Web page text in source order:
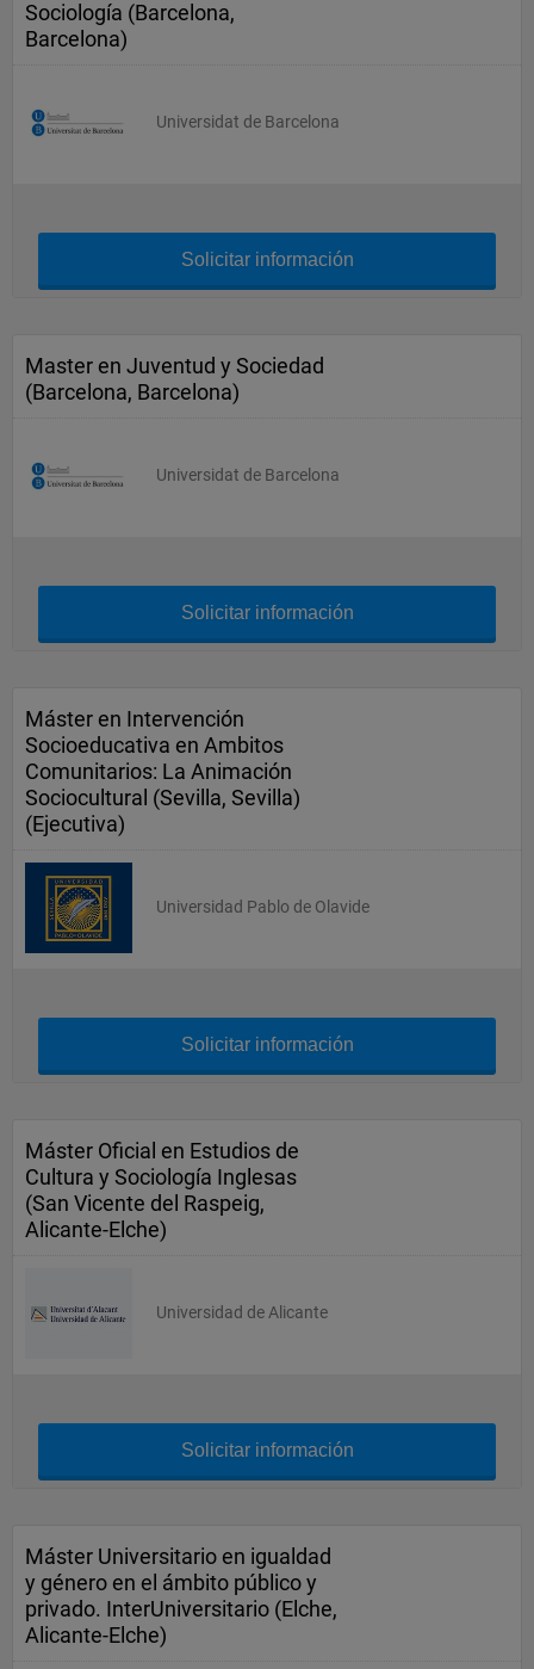
Sociología (Barcelona,
Barcelona)
Universidat de Barcelona
Solicitar información
Master en Juventud y Sociedad
(Barcelona, Barcelona)
Universidat de Barcelona
Solicitar información
Máster en Intervención
Socioeducativa en Ambitos
Comunitarios: La Animación
Sociocultural (Sevilla, Sevilla)
(Ejecutiva)
Universidad Pablo de Olavide
Solicitar información
Máster Oficial en Estudios de
Cultura y Sociología Inglesas
(San Vicente del Raspeig,
Alicante-Elche)
Universidad de Alicante
Solicitar información
Máster Universitario en igualdad
y género en el ámbito público y
privado. InterUniversitario (Elche,
Alicante-Elche)